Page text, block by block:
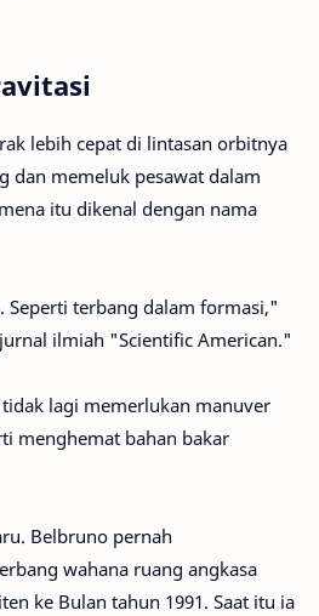
lebih cepat di lintasan orbitnya
dan memeluk pesawat dalam
itu dikenal dengan nama
terbang dalam formasi,"
ilmiah "Scientific American."
lagi memerlukan manuver
menghemat bahan bakar
Belbruno pernah
wahana ruang angkasa
ke Bulan tahun 1991. Saat itu ia